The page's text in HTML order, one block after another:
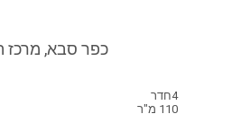
כפר סבא, מרכז
4חדר
110 מ"ר